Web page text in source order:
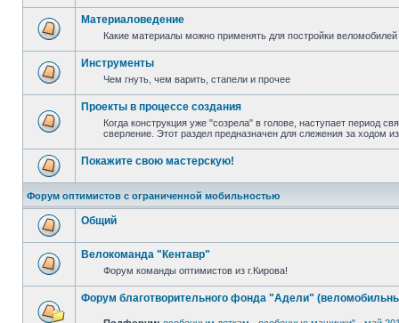
Материаловедение
Какие материалы можно применять для постройки
Инструменты
Чем гнуть, чем варить, стапели и прочее
Проекты в процессе создания
Когда конструкция уже "созрела" в голове, наступает период
сверление. Этот раздел предназначен для слежения за ходом
Покажите свою мастерскую!
Форум оптимистов с ограниченной мобильностью
Общий
Велокоманда "Кентавр"
Форум команды оптимистов из г.Кирова!
Форум благотворительного фонда "Адели"